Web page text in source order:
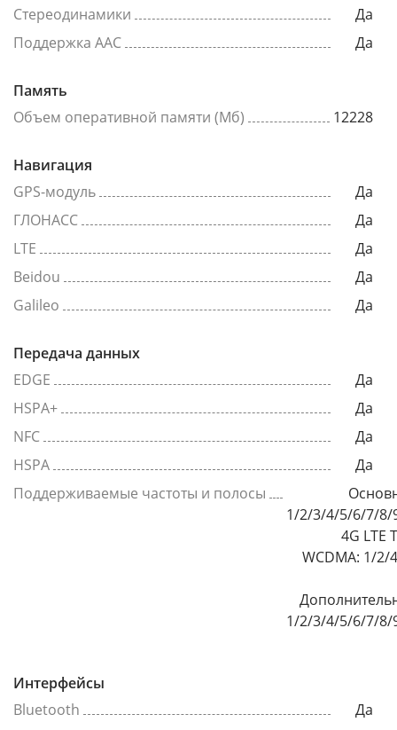
Стереодинамики
Да
Поддержка AAC
Да
Память
Объем оперативной памяти (Мб)
12228
Навигация
GPS-модуль
Да
ГЛОНАСС
Да
LTE
Да
Beidou
Да
Galileo
Да
Передача данных
EDGE
Да
HSPA+
Да
NFC
Да
HSPA
Да
Поддерживаемые частоты и полосы
1/2/3/4/5/6/7/8/
4G LTE
WCDMA: 1/2/
1/2/3/4/5/6/7/8/
Интерфейсы
Bluetooth
Да